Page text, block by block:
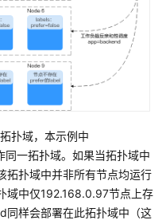
扑域，本示例中
一拓扑域。如果当拓扑域中
扑域中并非所有节点均运行
域中仅192.168.0.97节点上存
样会部署在此拓扑域中（这